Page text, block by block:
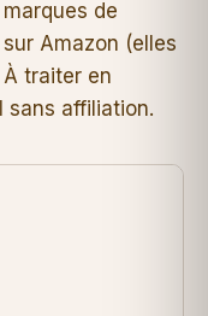
de
Amazon (elles
traiter en
sans affiliation.